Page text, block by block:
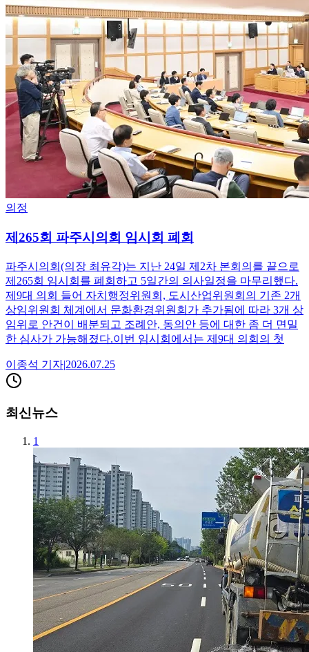
의정
제265회 파주시의회 임시회 폐회
파주시의회(의장 최유각)는 지난 24일 제2차 본회의를 끝으로
제265회 임시회를 폐회하고 5일간의 의사일정을 마무리했다.
제9대 의회 들어 자치행정위원회, 도시산업위원회의 기존 2개
상임위원회 체계에서 문화환경위원회가 추가됨에 따라 3개 상
임위로 안건이 배분되고 조례안, 동의안 등에 대한 좀 더 면밀
한 심사가 가능해졌다.이번 임시회에서는 제9대 의회의 첫
이종석 기자|2026.07.25
최신뉴스
1